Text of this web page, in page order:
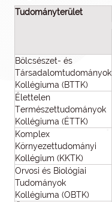
Tudományterület
Bölcsészet- és
Társadalomtudományok
Kollégiuma (BTTK)
Élettelen
Természettudományok
Kollégiuma (ÉTTK)
Komplex
Környezettudományi
Kollégium (KKTK)
Orvosi és Biológiai
Tudományok
Kollégiuma (OBTK)